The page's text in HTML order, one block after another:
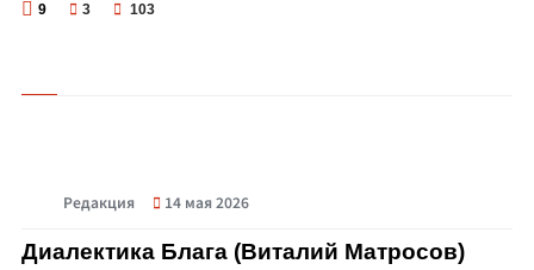
9 3 103
Редакция 14 мая 2026
Диалектика Блага (Виталий Матросов)